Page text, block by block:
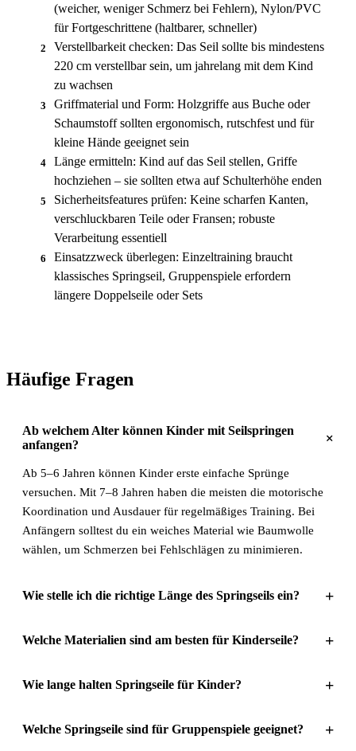
(weicher, weniger Schmerz bei Fehlern), Nylon/PVC
für Fortgeschrittene (haltbarer, schneller)
2
Verstellbarkeit checken: Das Seil sollte bis mindestens
220 cm verstellbar sein, um jahrelang mit dem Kind
zu wachsen
3
Griffmaterial und Form: Holzgriffe aus Buche oder
Schaumstoff sollten ergonomisch, rutschfest und für
kleine Hände geeignet sein
4
Länge ermitteln: Kind auf das Seil stellen, Griffe
hochziehen – sie sollten etwa auf Schulterhöhe enden
5
Sicherheitsfeatures prüfen: Keine scharfen Kanten,
verschluckbaren Teile oder Fransen; robuste
Verarbeitung essentiell
6
Einsatzzweck überlegen: Einzeltraining braucht
klassisches Springseil, Gruppenspiele erfordern
längere Doppelseile oder Sets
Häufige Fragen
Ab welchem Alter können Kinder mit Seilspringen
anfangen?
+
Ab 5–6 Jahren können Kinder erste einfache Sprünge
versuchen. Mit 7–8 Jahren haben die meisten die motorische
Koordination und Ausdauer für regelmäßiges Training. Bei
Anfängern solltest du ein weiches Material wie Baumwolle
wählen, um Schmerzen bei Fehlschlägen zu minimieren.
Wie stelle ich die richtige Länge des Springseils ein? +
Welche Materialien sind am besten für Kinderseile? +
Wie lange halten Springseile für Kinder? +
Welche Springseile sind für Gruppenspiele geeignet? +